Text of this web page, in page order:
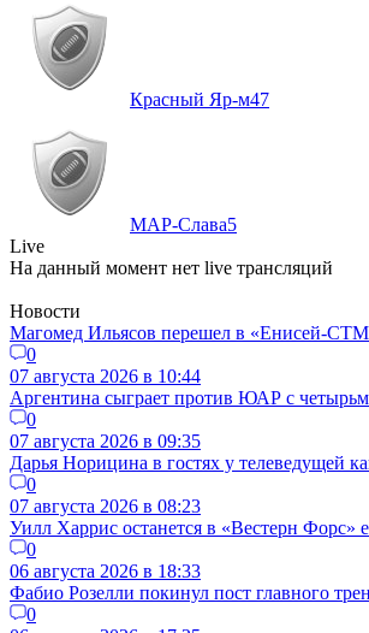
Красный Яр-м47
МАР-Слава5
Live
На данный момент нет live трансляций
Новости
Магомед Ильясов перешел в «Енисей-
0
07 августа 2026 в 10:44
Аргентина сыграет против ЮАР с
0
07 августа 2026 в 09:35
Дарья Норицина в гостях у телеведущей
0
07 августа 2026 в 08:23
Уилл Харрис останется в «Вестерн Форс»
0
06 августа 2026 в 18:33
Фабио Розелли покинул пост главного
0